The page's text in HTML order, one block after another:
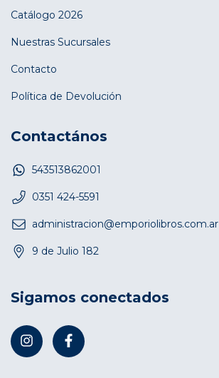
Catálogo 2026
Nuestras Sucursales
Contacto
Política de Devolución
Contactános
543513862001
0351 424-5591
administracion@emporiolibros.com.ar
9 de Julio 182
Sigamos conectados